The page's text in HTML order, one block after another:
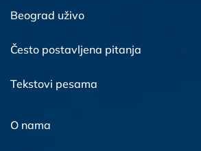
Beograd uživo
Često postavljena pitanja
Tekstovi pesama
O nama